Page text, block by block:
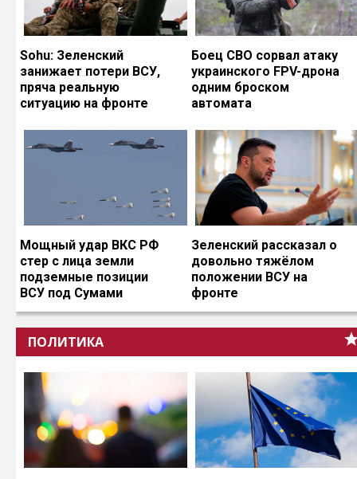
Sohu: Зеленский
занижает потери ВСУ,
пряча реальную
ситуацию на фронте
Боец СВО сорвал атаку
украинского FPV-дрона
одним броском
автомата
Мощный удар ВКС РФ
стер с лица земли
подземные позиции
ВСУ под Сумами
Зеленский рассказал о
довольно тяжёлом
положении ВСУ на
фронте
ПОЛИТИКА